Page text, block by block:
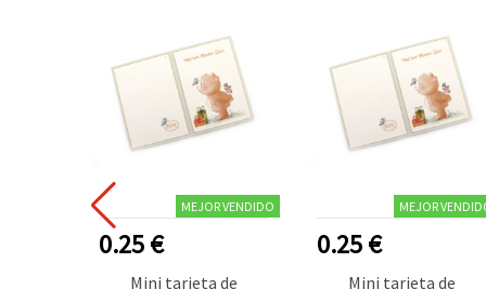
MEJOR VENDIDO
0.25 €
Mini tarjeta de
MEJOR
0.25 €
Mini tarjeta de